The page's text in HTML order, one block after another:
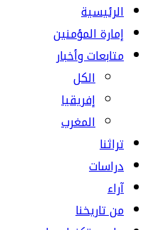
الرئيسية
إمارة المؤمنين
متابعات وأخبار
الكل
إفريقيا
المغرب
تراثنا
دراسات
آراء
من تاريخنا